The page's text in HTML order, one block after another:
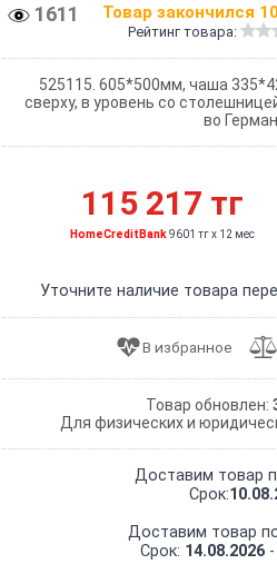
1611 Товар закончился
Рейтинг товара:
525115. 605*500мм, чаша
сверху, в уровень со
во
115 217 тг
HomeCreditBank9601 тг x 12 мес
Уточните наличие товара
Товар обновлен:
Для физических и
Доставим товар
Срок:
Доставим товар
Срок: 14.08.2026-